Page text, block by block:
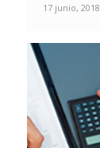
17 junio, 2018